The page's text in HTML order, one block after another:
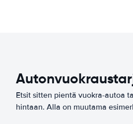
Etsit sitten pientä vuokra-autoa
hintaan. Alla on muutama